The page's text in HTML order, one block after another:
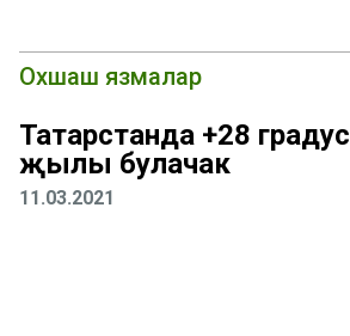
Охшаш язмалар
Татарстанда +28 градус
җылы булачак
11.03.2021